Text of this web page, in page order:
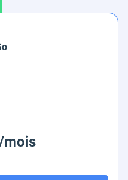
mois